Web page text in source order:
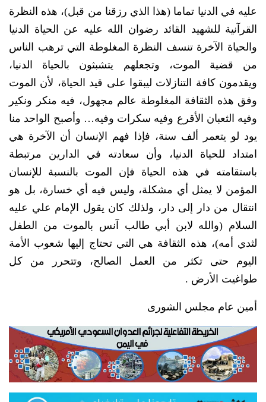
عليه في الدنيا تماما (هذا الذي رزقنا من قبل)، هذه النظرة
القرآنية للشهيد القائد رضوان الله عليه عن الحياة الدنيا
والحياة الآخرة تنسف النظرة المغلوطة التي ترهب الناس
من قضية الموت، وتجعلهم يتشبثون بالحياة الدنيا،
ويقدمون كافة التنازلات ليبقوا على قيد الحياة، لأن الموت
وفق هذه الثقافة المغلوطة عالم مجهول، فيه منكر ونكير
وفيه الثعبان الأقرع وفيه سكرات وفيه… وأصبح الواحد منا
يود لو يتعمر ألف سنة، فإذا فهم الإنسان أن الآخرة هي
امتداد للحياة الدنيا، وأن سعادته في الدارين مرتبطة
باستقامته في هذه الحياة فإن الموت بالنسبة للإنسان
المؤمن لا يمثل أي مشكلة، وليس فيه أي خسارة، بل هو
انتقال من دار إلى دار، ولذلك كان يقول الإمام علي عليه
السلام (والله لابن أبي طالب آنس بالموت من الطفل
لثدي أمه)، هذه الثقافة هي التي تحتاج إليها شعوب الأمة
اليوم حتى تكثر من العمل الصالح، وتتحرر من كل
طواغيت الأرض .
أمين عام مجلس الشورى